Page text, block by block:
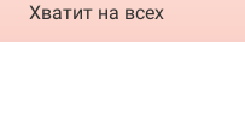
Хватит на всех